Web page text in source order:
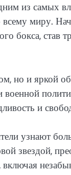
из самых
миру.
бокса, став
но и яркой
и
узнают
звездой,